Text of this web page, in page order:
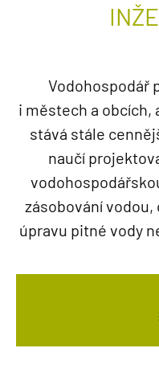
Vodohospodář
i městech a obcích,
stává stále
naučí
zásobování
úpravu pitné vody